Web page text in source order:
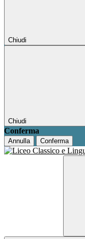
Chiudi
Chiudi
Conferma
Annulla Conferma